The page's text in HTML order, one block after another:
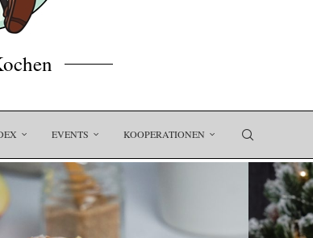
EVENTS KOOPERATIONEN